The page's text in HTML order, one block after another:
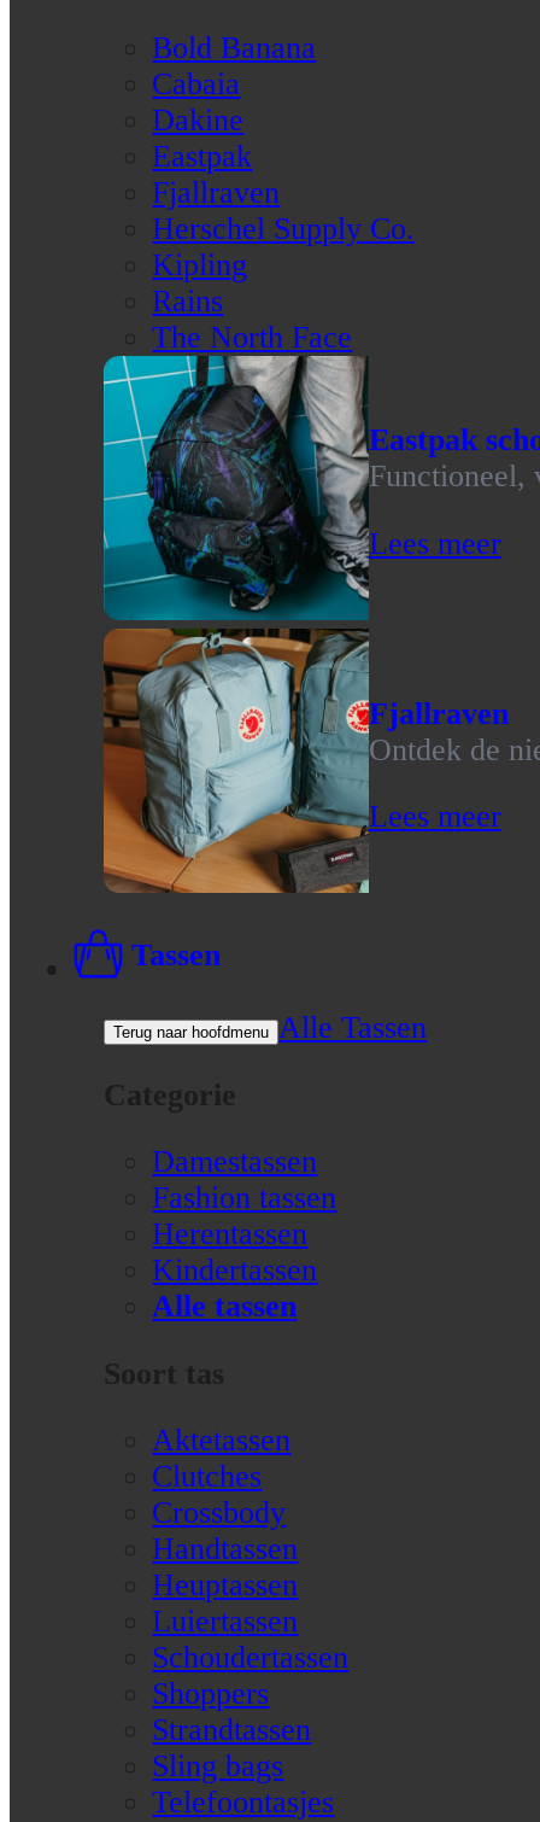
Bold Banana
Cabaia
Dakine
Eastpak
Fjallraven
Herschel Supply Co.
Kipling
Rains
The North Face
Eastpak
Functioneel,
Lees meer
Fjallraven
Ontdek de
Lees meer
Tassen
Terug naar hoofdmenu Alle Tassen
Categorie
Damestassen
Fashion tassen
Herentassen
Kindertassen
Alle tassen
Soort tas
Aktetassen
Clutches
Crossbody
Handtassen
Heuptassen
Luiertassen
Schoudertassen
Shoppers
Strandtassen
Sling bags
Telefoontasjes